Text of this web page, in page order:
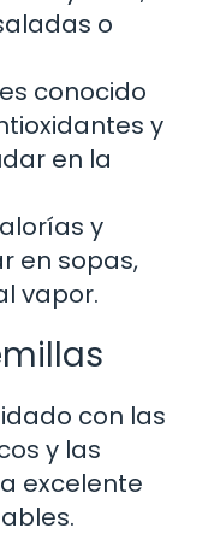
o
conocido
y
en la
y
en sopas,
vapor.
con las
y las
excelente